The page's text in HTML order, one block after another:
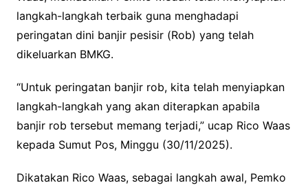
langkah-langkah terbaik guna menghadapi
peringatan dini banjir pesisir (Rob) yang telah
dikeluarkan BMKG.
“Untuk peringatan banjir rob, kita telah menyiapkan
langkah-langkah yang akan diterapkan apabila
banjir rob tersebut memang terjadi,” ucap Rico Waas
kepada Sumut Pos, Minggu (30/11/2025).
Dikatakan Rico Waas, sebagai langkah awal, Pemko